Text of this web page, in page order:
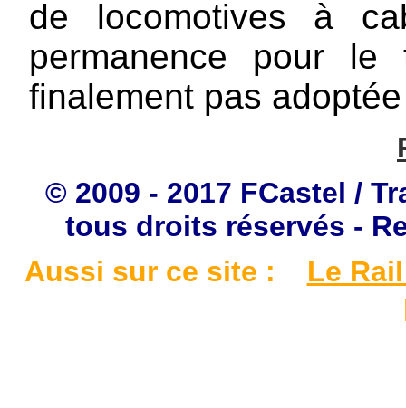
de locomotives à
permanence pour le
finalement pas
© 2009 - 2017 FCastel /
tous droits réservés -
Aussi sur ce site :
Le